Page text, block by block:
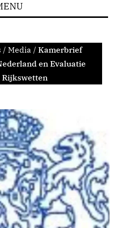
/ Media / Kamerbrief
en Evaluatie
Rijkswetten